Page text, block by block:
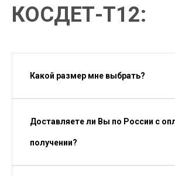
КОСДЕТ-Т12:
Какой размер мне выбрать?
Доставляете ли Вы по России с
получении?